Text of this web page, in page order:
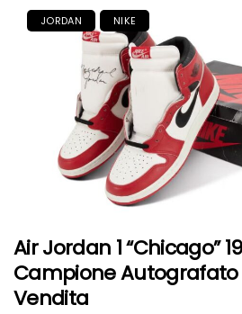
JORDAN NIKE
Air Jordan 1 “Chicago”
Campione Autografato
Vendita